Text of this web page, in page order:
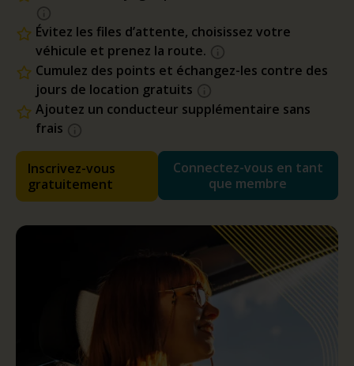
Évitez les files d’attente, choisissez votre
véhicule et prenez la route.
Cumulez des points et échangez-les contre des
jours de location gratuits
Ajoutez un conducteur supplémentaire sans
frais
Inscrivez-vous
gratuitement
Connectez-vous en tant
que membre